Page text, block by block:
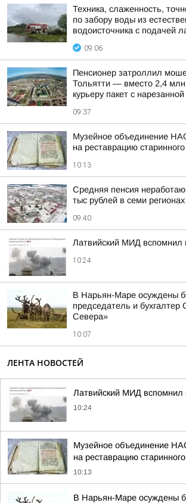
Техника, слаженность,
по забору воды из
водоисточника с подачей
09:06
Пенсионер затроллил
Тольятти — вместо 2,4 млн
курьеру пакет с нарезанной
09:37
Музейное объединение
на реставрацию
10:13
Средняя пенсия
тыс рублей в семи
09:40
Латвийский МИД вспомнил
10:24
В Нарьян-Маре осуждены
председатель и бухгалтер
Севера»
10:07
ЛЕНТА НОВОСТЕЙ
Латвийский МИД вспомнил
10:24
Музейное объединение
на реставрацию
10:13
В Нарьян-Маре осуждены